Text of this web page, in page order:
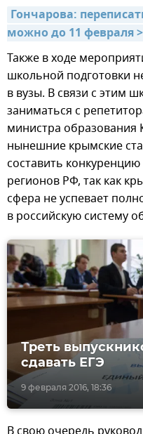
Гончарова:
можно до 11 февраля
Также в ходе
школьной подготовки
в вузы. В связи с этим
заниматься с
министра
нынешние крымские
составить
регионов РФ, так как
сфера не успевает
в российскую систему
9 февраля 2016, 18:36
Треть
сдавать ЕГЭ